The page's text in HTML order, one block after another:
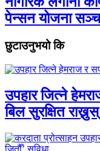
पेन्सन योजना
छुटाउनुभयो कि
उपहार जित्ने
बिल सुरक्षित राख्नुस्